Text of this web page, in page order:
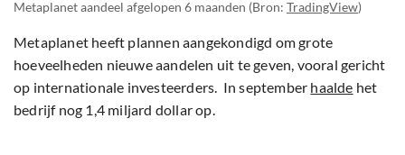
Metaplanet aandeel afgelopen 6 maanden (Bron: TradingView)
Metaplanet heeft plannen aangekondigd om grote
hoeveelheden nieuwe aandelen uit te geven, vooral gericht
op internationale investeerders. In september haalde het
bedrijf nog 1,4 miljard dollar op.